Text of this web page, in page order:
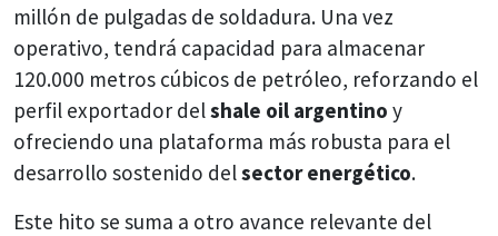
millón de pulgadas de soldadura. Una vez
operativo, tendrá capacidad para almacenar
120.000 metros cúbicos de petróleo, reforzando el
perfil exportador delshale oil argentino y
ofreciendo una plataforma más robusta para el
desarrollo sostenido delsector energético.
Este hito se suma a otro avance relevante del